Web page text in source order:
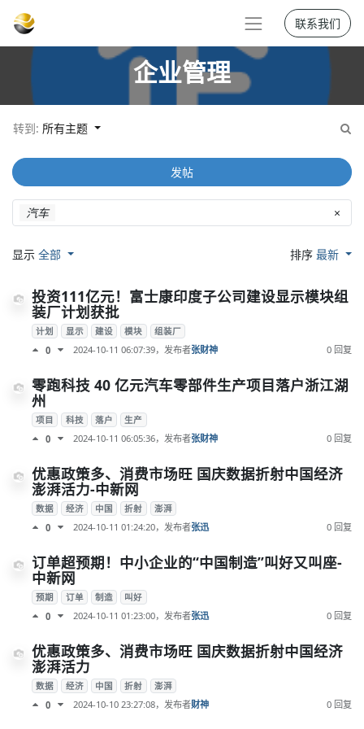
联系我们
企业管理
转到: 所有主题
汽车 ×
发帖
显示 全部 排序最新
投资111亿元！富士康印度子公司建设显示模块组
装厂计划获批
计划 显示 建设 模块 组装厂
0 2024-10-11 06:07:39，发布者张财神 0 回复
零跑科技 40 亿元汽车零部件生产项目落户浙江湖
州
项目 科技 落户 生产
0 2024-10-11 06:05:36，发布者张财神 0 回复
优惠政策多、消费市场旺 国庆数据折射中国经济
澎湃活力-中新网
数据 经济 中国 折射 澎湃
0 2024-10-11 01:24:20，发布者张迅 0 回复
订单超预期！中小企业的“中国制造”叫好又叫座-
中新网
预期 订单 制造 叫好
0 2024-10-11 01:23:00，发布者张迅 0 回复
优惠政策多、消费市场旺 国庆数据折射中国经济
澎湃活力
数据 经济 中国 折射 澎湃
0 2024-10-10 23:27:08，发布者财神 0 回复